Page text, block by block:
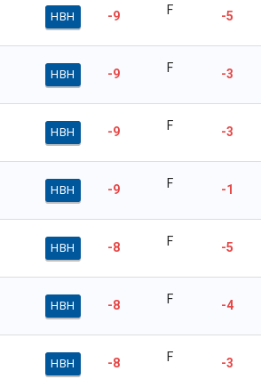
HBH -9 F -5
HBH -9 F -3
HBH -9 F -3
HBH -9 F -1
HBH -8 F -5
HBH -8 F -4
HBH -8 F -3